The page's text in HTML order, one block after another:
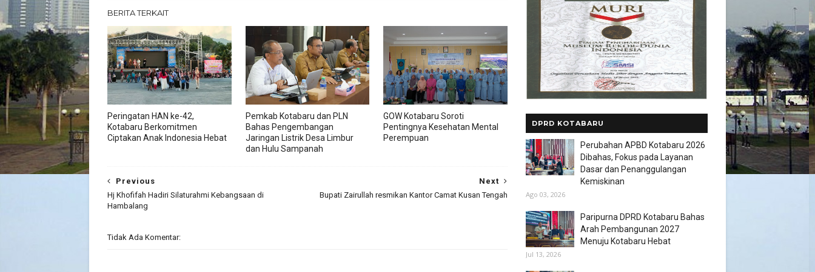
BERITA TERKAIT
Peringatan HAN ke-42,
Kotabaru Berkomitmen
Ciptakan Anak Indonesia Hebat
Pemkab Kotabaru dan PLN
Bahas Pengembangan
Jaringan Listrik Desa Limbur
dan Hulu Sampanah
GOW Kotabaru Soroti
Pentingnya Kesehatan Mental
Perempuan
Next
Bupati Zairullah resmikan Kantor Camat Kusan Tengah
Previous
Hj Khofifah Hadiri Silaturahmi Kebangsaan di
Hambalang
Tidak Ada Komentar:
DPRD KOTABARU
Perubahan APBD Kotabaru 2026
Dibahas, Fokus pada Layanan
Dasar dan Penanggulangan
Kemiskinan
Ago 03, 2026
Paripurna DPRD Kotabaru Bahas
Arah Pembangunan 2027
Menuju Kotabaru Hebat
Jul 13, 2026